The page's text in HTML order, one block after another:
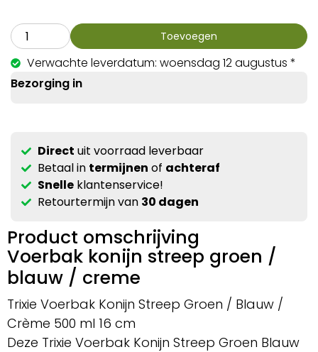
Toevoegen
Verwachte leverdatum: woensdag 12 augustus *
Bezorging in
Direct uit voorraad leverbaar
Betaal in termijnen of achteraf
Snelleklantenservice!
Retourtermijn van 30 dagen
Product omschrijving
Voerbak konijn streep groen /
blauw / creme
Trixie Voerbak Konijn Streep Groen / Blauw /
Crème 500 ml 16 cm
Deze Trixie Voerbak Konijn Streep Groen Blauw